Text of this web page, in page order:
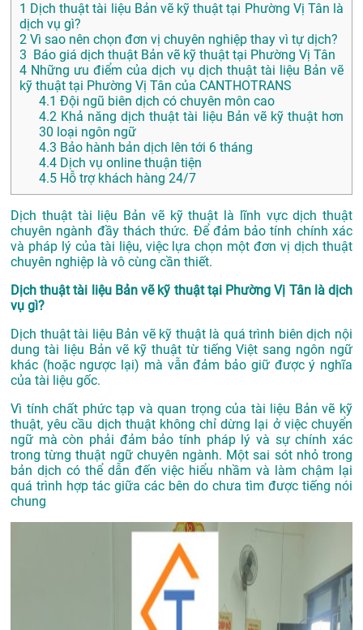
1 Dịch thuật tài liệu Bản vẽ kỹ thuật tại Phường Vị Tân là
dịch vụ gì?
2 Vì sao nên chọn đơn vị chuyên nghiệp thay vì tự dịch?
3 Báo giá dịch thuật Bản vẽ kỹ thuật tại Phường Vị Tân
4 Những ưu điểm của dịch vụ dịch thuật tài liệu Bản vẽ
kỹ thuật tại Phường Vị Tân của CANTHOTRANS
4.1 Đội ngũ biên dịch có chuyên môn cao
4.2 Khả năng dịch thuật tài liệu Bản vẽ kỹ thuật hơn
30 loại ngôn ngữ
4.3 Bảo hành bản dịch lên tới 6 tháng
4.4 Dịch vụ online thuận tiện
4.5 Hỗ trợ khách hàng 24/7
Dịch thuật tài liệu Bản vẽ kỹ thuật là lĩnh vực dịch thuật
chuyên ngành đầy thách thức. Để đảm bảo tính chính xác
và pháp lý của tài liệu, việc lựa chọn một đơn vị dịch thuật
chuyên nghiệp là vô cùng cần thiết.
Dịch thuật tài liệu Bản vẽ kỹ thuật tại Phường Vị Tân là dịch
vụ gì?
Dịch thuật tài liệu Bản vẽ kỹ thuật là quá trình biên dịch nội
dung tài liệu Bản vẽ kỹ thuật từ tiếng Việt sang ngôn ngữ
khác (hoặc ngược lại) mà vẫn đảm bảo giữ được ý nghĩa
của tài liệu gốc.
Vì tính chất phức tạp và quan trọng của tài liệu Bản vẽ kỹ
thuật, yêu cầu dịch thuật không chỉ dừng lại ở việc chuyển
ngữ mà còn phải đảm bảo tính pháp lý và sự chính xác
trong từng thuật ngữ chuyên ngành. Một sai sót nhỏ trong
bản dịch có thể dẫn đến việc hiểu nhầm và làm chậm lại
quá trình hợp tác giữa các bên do chưa tìm được tiếng nói
chung